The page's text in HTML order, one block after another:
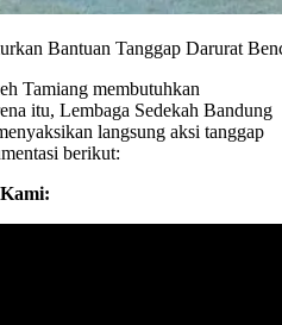
Bantuan Tanggap Darurat
Tamiang membutuhkan
itu, Lembaga Sedekah Bandung
langsung aksi tanggap
berikut: